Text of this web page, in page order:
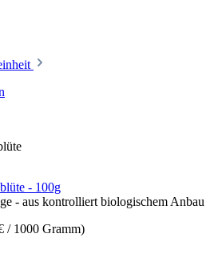
- 100g
- aus kontrolliert biologischem Anbau
/ 1000 Gramm)